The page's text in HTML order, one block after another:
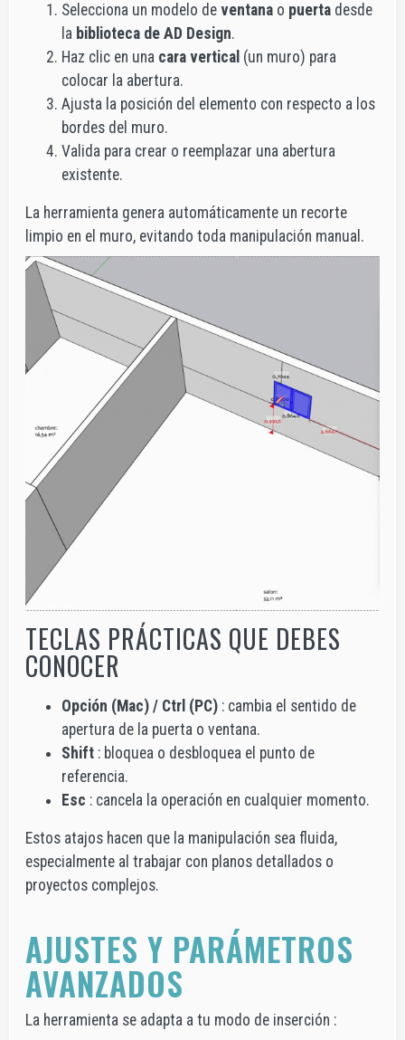
Selecciona un modelo de ventana o puerta desde
la biblioteca de AD Design.
Haz clic en una cara vertical (un muro) para
colocar la abertura.
Ajusta la posición del elemento con respecto a los
bordes del muro.
Valida para crear o reemplazar una abertura
existente.
La herramienta genera automáticamente un recorte
limpio en el muro, evitando toda manipulación manual.
TECLAS PRÁCTICAS QUE DEBES
CONOCER
Opción (Mac) / Ctrl (PC) : cambia el sentido de
apertura de la puerta o ventana.
Shift : bloquea o desbloquea el punto de
referencia.
Esc : cancela la operación en cualquier momento.
Estos atajos hacen que la manipulación sea fluida,
especialmente al trabajar con planos detallados o
proyectos complejos.
AJUSTES Y PARÁMETROS
AVANZADOS
La herramienta se adapta a tu modo de inserción :